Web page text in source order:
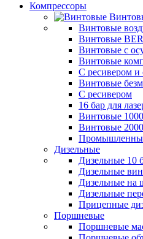
Компрессоры
Винтовые
Винтовые
Винтовые с
Винтовые
C ресивером
Винтовые
C ресивером
16 бар для
Винтовые
Винтовые
Дизельные
Дизельные 10
Дизельные
Дизельные на
Дизельные
Прицепные
Поршневые
Поршневые